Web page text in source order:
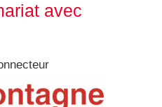
avec